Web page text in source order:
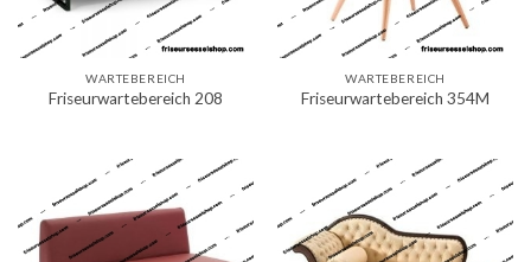
WARTEBEREICH
Friseurwartebereich 208
WARTEBEREICH
Friseurwartebereich 354M